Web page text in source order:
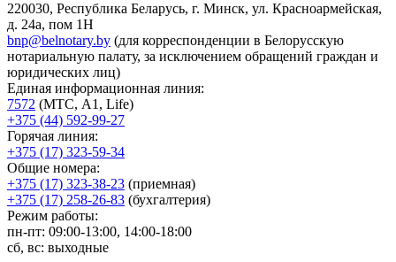
220030, Республика Беларусь, г. Минск, ул. Красноармейская,
д. 24а, пом 1Н
bnp@belnotary.by (для корреспонденции в Белорусскую
нотариальную палату, за исключением обращений граждан и
юридических лиц)
Единая информационная линия:
7572 (МТС, A1, Life)
+375 (44) 592-99-27
Горячая линия:
+375 (17) 323-59-34
Общие номера:
+375 (17) 323-38-23 (приемная)
+375 (17) 258-26-83 (бухгалтерия)
Режим работы:
пн-пт: 09:00-13:00, 14:00-18:00
сб, вс: выходные